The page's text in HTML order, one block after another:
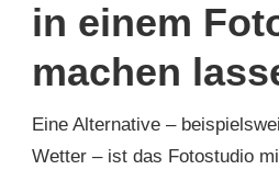
in einem
machen
Eine Alternative –
Wetter – ist das Fotostudio